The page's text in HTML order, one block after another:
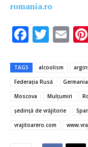
romania.ro
F
e
b
o
o
k
T
it
te
r
E
ai
l
TAGS alcoolism
Federația Rusă
Germania
Moscova
Mulțumiri
şedinţă de vrăjitorie
vrajitoarero.com